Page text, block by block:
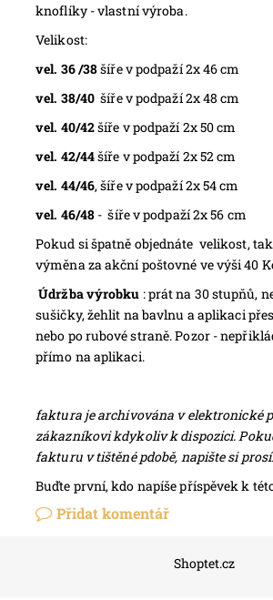
knoflíky - vlastní výroba.
Velikost:
vel. 36 /38šíře v podpaží 2x 46 cm
vel. 38/40 šíře v podpaží 2x 48 cm
vel. 40/42šíře v podpaží 2x 50 cm
vel. 42/44šíře v podpaží 2x 52 cm
vel. 44/46, šíře v podpaží 2x 54 cm
vel. 46/48 - šíře v podpaží 2x 56 cm
Pokud si špatně objednáte velikost,
výměna za akční poštovné ve výši 40
Údržba výrobku : prát na 30 stupňů,
sušičky, žehlit na bavlnu a aplikaci
nebo po rubové straně. Pozor -
přímo na aplikaci.
faktura je archivována v elektronické
zákazníkovi kdykoliv k dispozici.
fakturu v tištěné pdobě, napište si
Buďte první, kdo napíše příspěvek k
Přidat komentář
Shoptet.cz